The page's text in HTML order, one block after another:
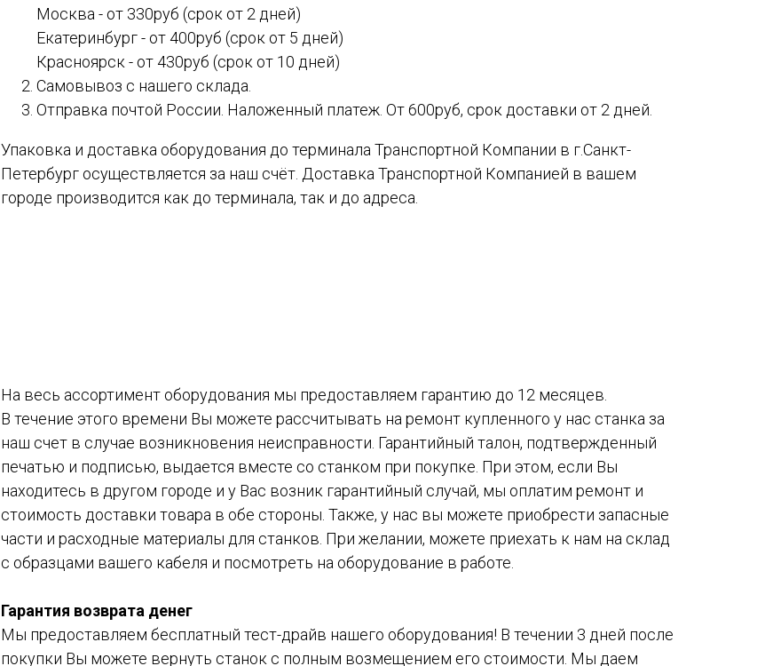
Москва - от 330руб (срок от 2 дней)
Екатеринбург - от 400руб (срок от 5 дней)
Красноярск - от 430руб (срок от 10 дней)
Самовывоз с нашего склада.
Отправка почтой России. Наложенный платеж. От 600руб, срок доставки от 2 дней.
Упаковка и доставка оборудования до терминала Транспортной Компании в г.Санкт-
Петербург осуществляется за наш счёт. Доставка Транспортной Компанией в вашем
городе производится как до терминала, так и до адреса.
На весь ассортимент оборудования мы предоставляем гарантию до 12 месяцев.
В течение этого времени Вы можете рассчитывать на ремонт купленного у нас станка за
наш счет в случае возникновения неисправности. Гарантийный талон, подтвержденный
печатью и подписью, выдается вместе со станком при покупке. При этом, если Вы
находитесь в другом городе и у Вас возник гарантийный случай, мы оплатим ремонт и
стоимость доставки товара в обе стороны. Также, у нас вы можете приобрести запасные
части и расходные материалы для станков. При желании, можете приехать к нам на склад
с образцами вашего кабеля и посмотреть на оборудование в работе.
Гарантия возврата денег
Мы предоставляем бесплатный тест-драйв нашего оборудования! В течении 3 дней после
покупки Вы можете вернуть станок с полным возмещением его стоимости. Мы даем